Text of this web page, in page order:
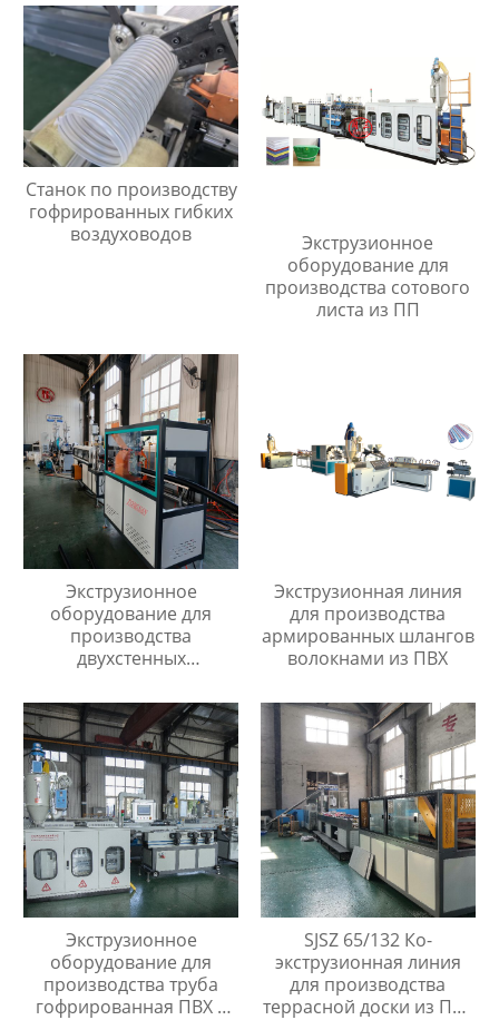
Станок по производству
гофрированных гибких
воздуховодов
Экструзионное
оборудование для
производства сотового
листа из ПП
Экструзионное
оборудование для
производства
двухстенных
диаметром 40мм до
110мм
Экструзионная линия
для производства
армированных шлангов
волокнами из ПВХ
Экструзионное
оборудование для
производства труба
гофрированная ПВХ с
SJSZ 65/132 Ко-
экструзионная линия
для производства
террасной доски из ПВХ